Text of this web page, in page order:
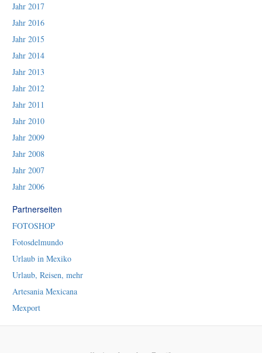
Jahr 2017
Jahr 2016
Jahr 2015
Jahr 2014
Jahr 2013
Jahr 2012
Jahr 2011
Jahr 2010
Jahr 2009
Jahr 2008
Jahr 2007
Jahr 2006
Partnerseiten
FOTOSHOP
Fotosdelmundo
Urlaub in Mexiko
Urlaub, Reisen, mehr
Artesania Mexicana
Mexport